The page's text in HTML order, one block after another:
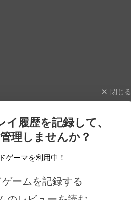
閉じる
履歴を記録して、
理しませんか？
ゲーマを利用中！
ームを記録する